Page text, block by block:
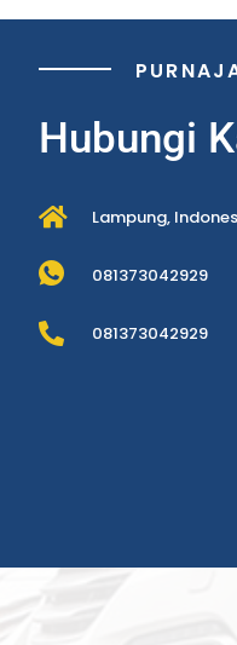
Hubungi
Lampung,
081373042929
081373042929